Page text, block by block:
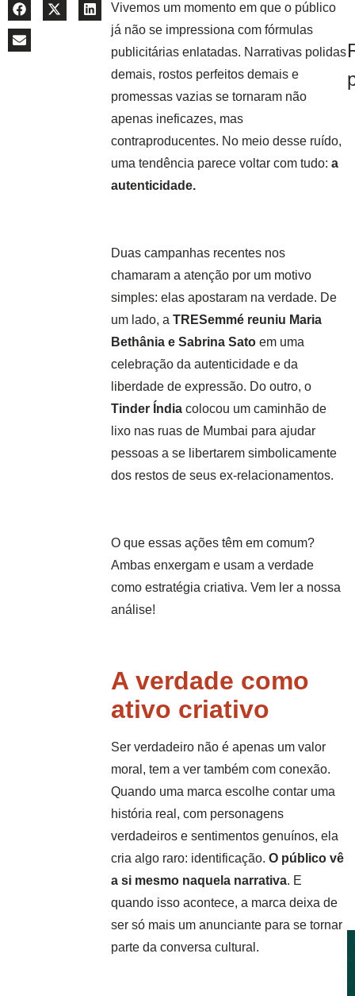
Vivemos um momento em que o público
já não se impressiona com fórmulas
publicitárias enlatadas. Narrativas polidas
demais, rostos perfeitos demais e
promessas vazias se tornaram não
apenas ineficazes, mas
contraproducentes. No meio desse ruído,
uma tendência parece voltar com tudo: a
autenticidade.
Duas campanhas recentes nos
chamaram a atenção por um motivo
simples: elas apostaram na verdade. De
um lado, a TRESemmé reuniu Maria
Bethânia e Sabrina Satoem uma
celebração da autenticidade e da
liberdade de expressão. Do outro, o
Tinder Índiacolocou um caminhão de
lixo nas ruas de Mumbai para ajudar
pessoas a se libertarem simbolicamente
dos restos de seus ex-relacionamentos.
O que essas ações têm em comum?
Ambas enxergam e usam a verdade
como estratégia criativa. Vem ler a nossa
análise!
A verdade como
ativo criativo
Ser verdadeiro não é apenas um valor
moral, tem a ver também com conexão.
Quando uma marca escolhe contar uma
história real, com personagens
verdadeiros e sentimentos genuínos, ela
cria algo raro: identificação. O público vê
a si mesmo naquela narrativa. E
quando isso acontece, a marca deixa de
ser só mais um anunciante para se tornar
parte da conversa cultural.